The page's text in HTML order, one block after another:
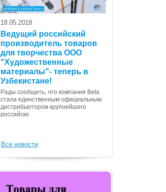
18.05.2018
Ведущий российский
производитель товаров
для творчества ООО
"Художественные
материалы"- теперь в
Узбекистане!
Рады сообщить, что компания Beta
стала единственным официальным
дистрибьютором крупнейшего
российско
Все новости